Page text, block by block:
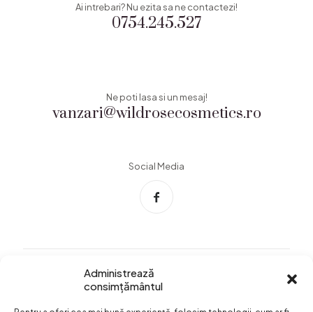
Administrează
consimțământul
0754.245.527
Ai intrebari? Nu ezita sa ne contactezi!
vanzari@wildrosecosmetics.ro
Ne poti lasa si un mesaj!
Social Media